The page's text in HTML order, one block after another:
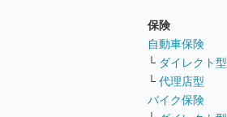
保険
自動車保険
└ ダイレクト型
└ 代理店型
バイク保険